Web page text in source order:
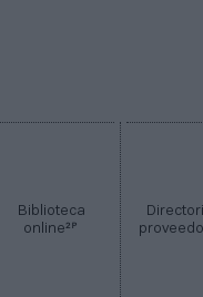
Biblioteca
online2P